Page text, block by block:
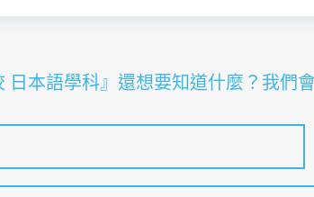
日本語學科』還想要知道什麼？我們